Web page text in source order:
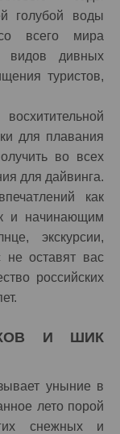
голубой воды
всего мира
видов дивных
туристов,
для плавания
во всех
для дайвинга.
как
и начинающим
экскурсии,
не оставят вас
российских
И ШИК
уныние в
лето порой
снежных и